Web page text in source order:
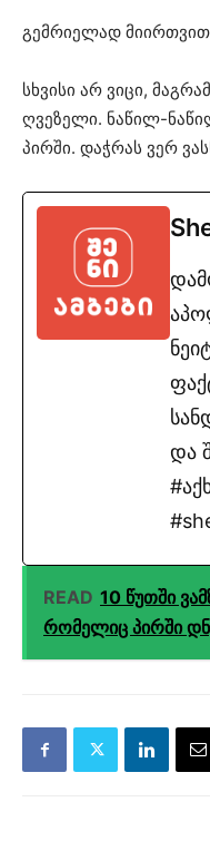
გემრიელად
სხვისი არ ვიცი,
ღვეზელი. ნაწილ-
პირში. დაჭრას ვერ
და
READ 10 წუთში
რომელიც პირში